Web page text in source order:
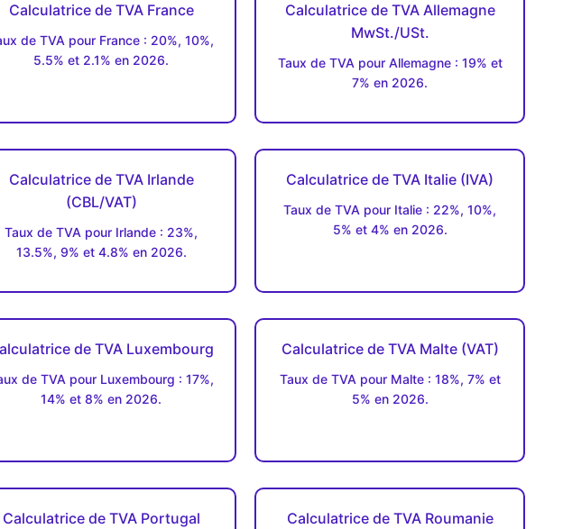
Calculatrice de TVA France
de TVA pour France : 20%, 10%,
5.5% et 2.1% en 2026.
Calculatrice de TVA Allemagne
MwSt./USt.
Taux de TVA pour Allemagne : 19% et
7% en 2026.
Calculatrice de TVA Irlande
(CBL/VAT)
Taux de TVA pour Irlande : 23%,
13.5%, 9% et 4.8% en 2026.
Calculatrice de TVA Italie (IVA)
Taux de TVA pour Italie : 22%, 10%,
5% et 4% en 2026.
de TVA Luxembourg
de TVA pour Luxembourg : 17%,
14% et 8% en 2026.
Calculatrice de TVA Malte (VAT)
Taux de TVA pour Malte : 18%, 7% et
5% en 2026.
Calculatrice de TVA Portugal
Calculatrice de TVA Roumanie